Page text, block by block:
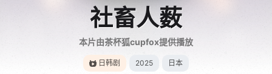
社畜人薮
本片由茶杯狐cupfox提供播放
日韩剧 2025 日本